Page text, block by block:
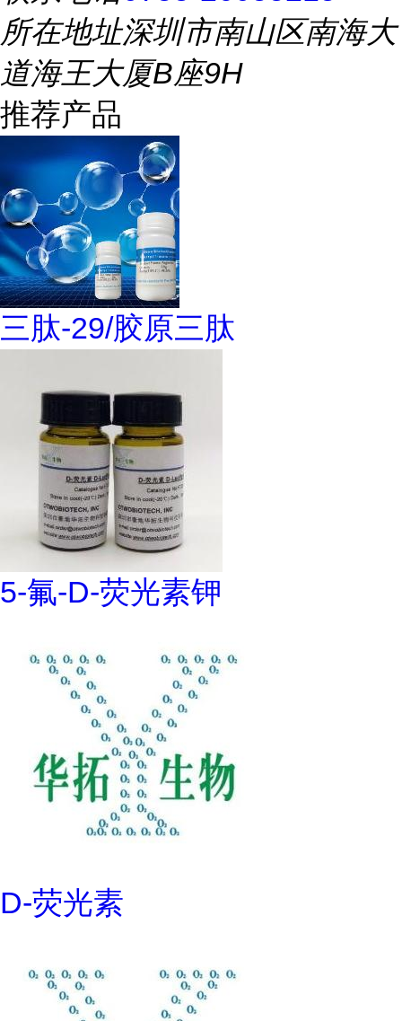
所在地址深圳市南山区南海大
道海王大厦B座9H
推荐产品
三肽-29/胶原三肽
5-氟-D-荧光素钾
D-荧光素